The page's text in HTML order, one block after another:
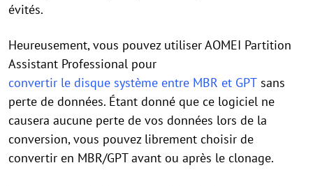
évités.
Heureusement, vous pouvez utiliser AOMEI Partition
Assistant Professional pour
convertir le disque système entre MBR et GPT sans
perte de données. Étant donné que ce logiciel ne
causera aucune perte de vos données lors de la
conversion, vous pouvez librement choisir de
convertir en MBR/GPT avant ou après le clonage.